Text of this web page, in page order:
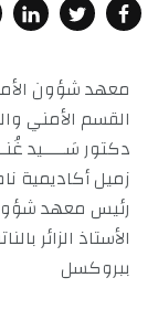
معهد شؤون
القسم الأمني
دكتور سَــــيد
زميل أكاديمية
رئيس معهد
الأستاذ الزائر
ببروكسل